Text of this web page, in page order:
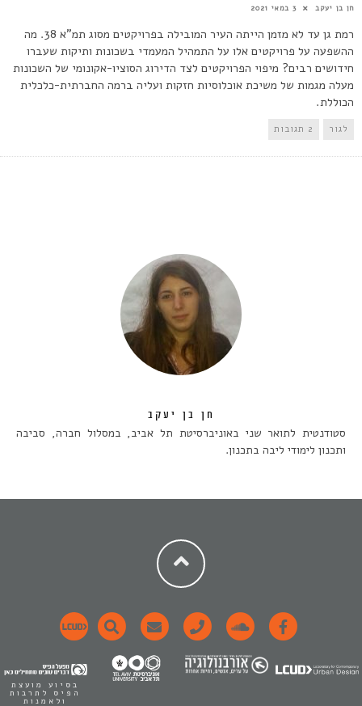
חן בן יעקב 3 במאי 2021
רמת גן עד לא מזמן הייתה העיר המובילה בפרויקטים מסוג תמ"א 38. מה
ההשפעה על פרויקטים אלו על התמהיל המעמדי בשכונות ותיקות שעברו
חידושים רבים? מיפוי הפרויקטים לצד הדירוג הסוציו-אקונומי של השכונות
מעלה מגמות של משיכת אוכלוסיות חזקות ועליה ברמה החברתית-כלכלית
הכוללת.
לגור 2 תגובות
חן בן יעקב
סטודנטית לתואר שני באוניברסיטת תל אביב, במסלול חברה, סביבה
ותכנון לימודי ליבה בתכנון.
בסיוע מועצת
הפיס לתרבות
ולאמנות